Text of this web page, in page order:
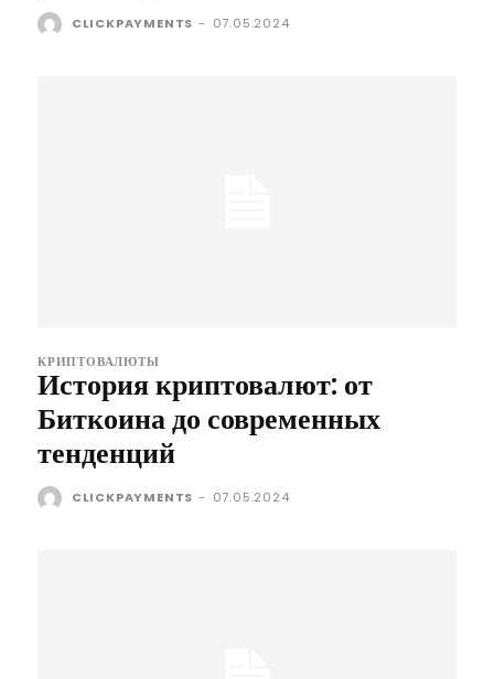
CLICKPAYMENTS - 07.05.2024
КРИПТОВАЛЮТЫ
История криптовалют: от
Биткоина до современных
тенденций
CLICKPAYMENTS - 07.05.2024